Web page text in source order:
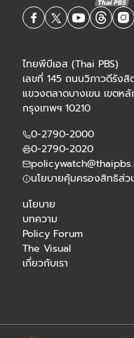
ไทยพีบีเอส (Thai PBS)
เลขที่ 145 ถนนวิภาวดีรังสิ
แขวงตลาดบางเขน เขตห
กรุงเทพฯ 10210
0-2790-2000
0-2790-2020
นโยบายคุ้มครองสิทธิส่
นโยบาย
บทความ
Policy Forum
The Visual
เกี่ยวกับเรา